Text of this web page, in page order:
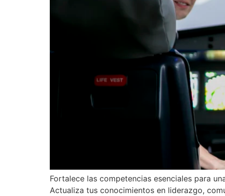
Fortalece las competencias esenciales para
Actualiza tus conocimientos en liderazgo,